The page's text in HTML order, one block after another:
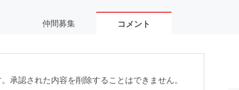
仲間募集 コメント
承認された内容を削除することはできません。